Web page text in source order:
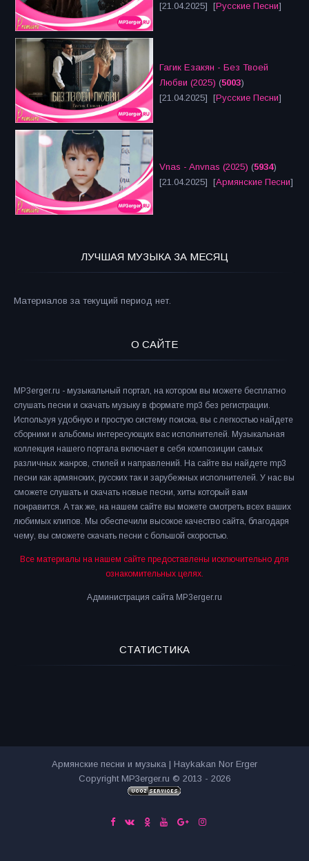
[21.04.2025] [Русские Песни]
Гагик Езакян - Без Твоей
Любви (2025) (5003)
[21.04.2025] [Русские Песни]
Vnas - Anvnas (2025) (5934)
[21.04.2025] [Армянские Песни]
ЛУЧШАЯ МУЗЫКА ЗА МЕСЯЦ
Материалов за текущий период нет.
О САЙТЕ
MP3erger.ru - музыкальный портал, на котором вы можете бесплатно
слушать песни и скачать музыку в формате mp3 без регистрации.
Используя удобную и простую систему поиска, вы с легкостью найдете
сборники и альбомы интересующих вас исполнителей. Музыкальная
коллекция нашего портала включает в себя композиции самых
различных жанров, стилей и направлений. На сайте вы найдете mp3
песни как армянских, русских так и зарубежных исполнителей. У нас вы
сможете слушать и скачать новые песни, хиты который вам
понравится. А так же, на нашем сайте вы можете смотреть всех ваших
любимых клипов. Мы обеспечили высокое качество сайта, благодаря
чему, вы сможете скачать песни с большой скоростью.
Все материалы на нашем сайте предоставлены исключительно для
ознакомительных целях.
Администрация сайта MP3erger.ru
СТАТИСТИКА
Армянские песни и музыка | Haykakan Nor Erger
Copyright MP3erger.ru © 2013 - 2026